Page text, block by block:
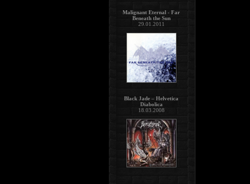
Malignant Eternal - Far
Beneath the Sun
29.01.2011
Black Jade – Helvetica
Diabolica
18.03.2008